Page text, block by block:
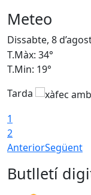
Meteo
Dissabte, 8
T.Màx: 34°
T.Min: 19°
Tarda
1
2
AnteriorSegüent
Butlletí